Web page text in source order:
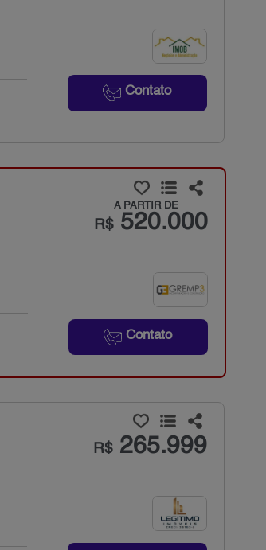
Contato
A PARTIR DE
R$520.000
Contato
R$265.999